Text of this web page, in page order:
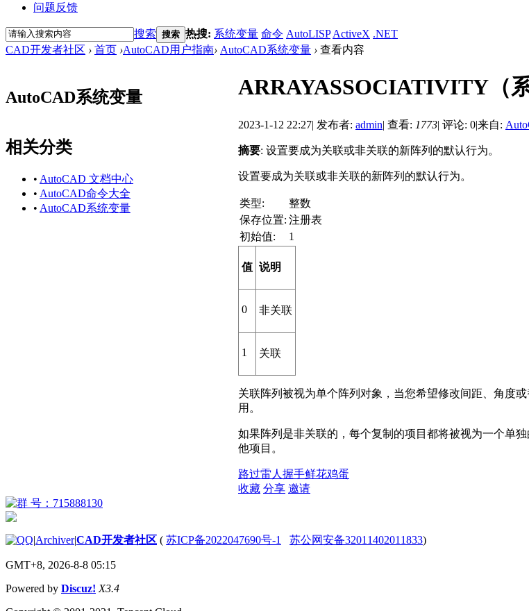
问题反馈
搜索 搜索 热搜: 系统变量 命令 AutoLISP ActiveX .NET
CAD开发者社区 › 首页 ›AutoCAD用户指南› AutoCAD系统变量 › 查看内容
AutoCAD系统变量
相关分类
• AutoCAD 文档中心
• AutoCAD命令大全
• AutoCAD系统变量
ARRAYASSOCIATIVITY（系
2023-1-12 22:27| 发布者: admin| 查看: 1773| 评论: 0|来自:
摘要: 设置要成为关联或非关联的新阵列的默认行为。
设置要成为关联或非关联的新阵列的默认行为。
类型:
整数
保存位置: 注册表
初始值:
1
值 说明
0 非关联
1 关联
关联阵列被视为单个阵列对象，当您希望修改间距、角度
用。
如果阵列是非关联的，每个复制的项目都将被视为一个单
他项目。
路过雷人 握手鲜花鸡蛋
收藏 分享 邀请
|Archiver|CAD开发者社区 ( 苏ICP备2022047690号-1 苏公网安备32011402011833)
GMT+8, 2026-8-8 05:15
Powered by Discuz! X3.4